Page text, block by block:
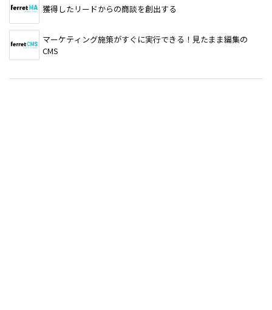
獲得したリードからの商談を創出する
マーケティング施策がすぐに実行できる！見たまま編集の
CMS